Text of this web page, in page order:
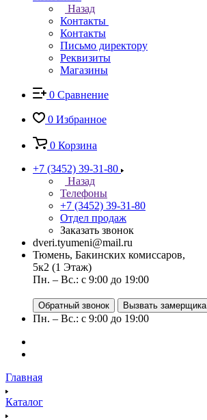
Назад
Контакты
Контакты
Письмо директору
Реквизиты
Магазины
0 Сравнение
0 Избранное
0 Корзина
+7 (3452) 39-31-80
Назад
Телефоны
+7 (3452) 39-31-80
Отдел продаж
Заказать звонок
dveri.tyumeni@mail.ru
Тюмень, Бакинских комиссаров,
5к2 (1 Этаж)
Пн. – Вс.: с 9:00 до 19:00
Обратный звонок Вызвать замерщика
Пн. – Вс.: с 9:00 до 19:00
Главная
Каталог